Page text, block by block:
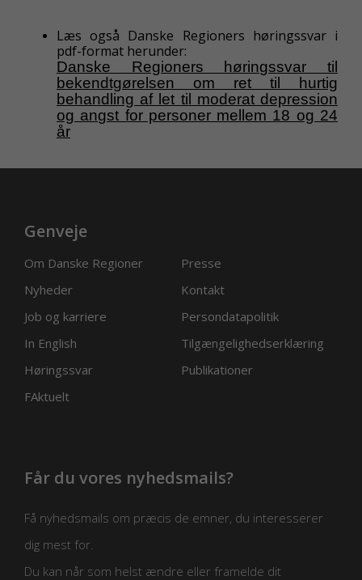
Læs også Danske Regioners høringssvar i
pdf-format herunder:
Danske Regioners høringssvar til
bekendtgørelsen om ret til hurtig
behandling af let til moderat depression
og angst for personer mellem 18 og 24
år
Genveje
Om Danske Regioner
Presse
Nyheder
Kontakt
Job og karriere
Persondatapolitik
In English
Tilgængelighedserklæring
Høringssvar
Publikationer
FAktuelt
Får du vores nyhedsmails?
Få nyhedsmails om præcis de emner, du interesserer
dig mest for.
Du kan når som helst ændre eller framelde dit